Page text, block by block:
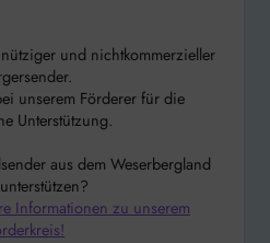
und nichtkommerzieller
unserem Förderer für die
Unterstützung.
aus dem Weserbergland
Informationen zu unserem